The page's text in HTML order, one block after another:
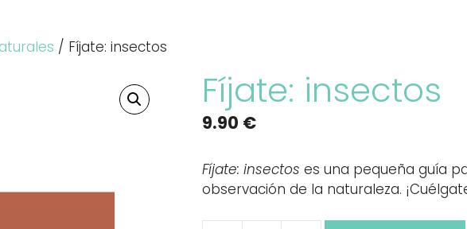
/ Fíjate: insectos
Fíjate: insectos
9.90 €
Fíjate: insectos es una pequeña guía
observación de la naturaleza.